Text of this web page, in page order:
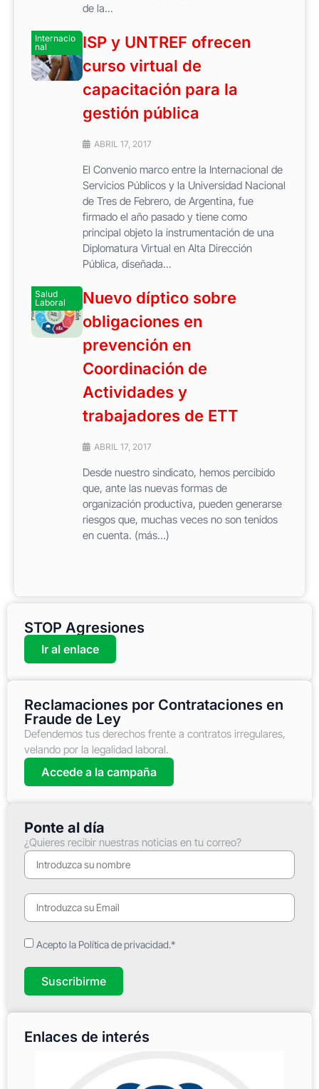
de la...
Internacio
nal
ISP y UNTREF ofrecen
curso virtual de
capacitación para la
gestión pública
ABRIL 17, 2017
El Convenio marco entre la Internacional de
Servicios Públicos y la Universidad Nacional
de Tres de Febrero, de Argentina, fue
firmado el año pasado y tiene como
principal objeto la instrumentación de una
Diplomatura Virtual en Alta Dirección
Pública, diseñada...
Salud
Laboral
Nuevo díptico sobre
obligaciones en
prevención en
Coordinación de
Actividades y
trabajadores de ETT
ABRIL 17, 2017
Desde nuestro sindicato, hemos percibido
que, ante las nuevas formas de
organización productiva, pueden generarse
riesgos que, muchas veces no son tenidos
en cuenta. (más…)
STOP Agresiones
Ir al enlace
Reclamaciones por Contrataciones en
Fraude de Ley
Defendemos tus derechos frente a contratos irregulares,
velando por la legalidad laboral.
Accede a la campaña
Ponte al día
¿Quieres recibir nuestras noticias en tu correo?
Acepto la Política de privacidad.*
Suscribirme
Enlaces de interés